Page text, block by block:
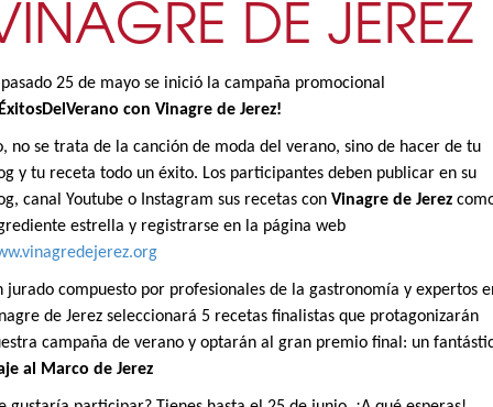
DE JEREZ
25 de mayo se inició la campaña promocional
con Vinagre de Jerez!
no se trata de la canción de moda del verano, sino de hacer de tu
y tu receta todo un éxito. Los participantes deben publicar en su
canal Youtube o Instagram sus recetas con Vinagre de Jerez
estrella y registrarse en la página web
jurado compuesto por profesionales de la gastronomía y expertos
de Jerez seleccionará 5 recetas finalistas que protagonizarán
campaña de verano y optarán al gran premio final: un
al Marco de Jerez